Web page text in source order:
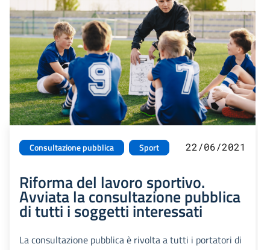
Consultazione pubblica Sport 22/06/2021
Riforma del lavoro sportivo.
Avviata la consultazione pubblica
di tutti i soggetti interessati
La consultazione pubblica è rivolta a tutti i portatori di